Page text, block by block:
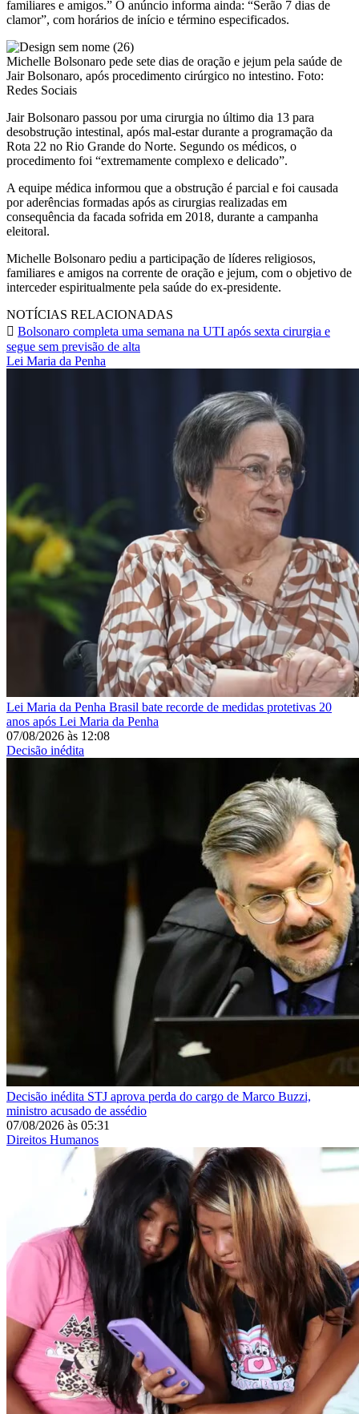
familiares e amigos.” O anúncio informa ainda: “Serão 7 dias de
clamor”, com horários de início e término especificados.
Michelle Bolsonaro pede sete dias de oração e jejum pela saúde de
Jair Bolsonaro, após procedimento cirúrgico no intestino. Foto:
Redes Sociais
Jair Bolsonaro passou por uma cirurgia no último dia 13 para
desobstrução intestinal, após mal-estar durante a programação da
Rota 22 no Rio Grande do Norte. Segundo os médicos, o
procedimento foi “extremamente complexo e delicado”.
A equipe médica informou que a obstrução é parcial e foi causada
por aderências formadas após as cirurgias realizadas em
consequência da facada sofrida em 2018, durante a campanha
eleitoral.
Michelle Bolsonaro pediu a participação de líderes religiosos,
familiares e amigos na corrente de oração e jejum, com o objetivo de
interceder espiritualmente pela saúde do ex-presidente.
NOTÍCIAS RELACIONADAS
Bolsonaro completa uma semana na UTI após sexta cirurgia e
segue sem previsão de alta
Lei Maria da Penha
Lei Maria da Penha Brasil bate recorde de medidas protetivas 20
anos após Lei Maria da Penha
07/08/2026 às 12:08
Decisão inédita
Decisão inédita STJ aprova perda do cargo de Marco Buzzi,
ministro acusado de assédio
07/08/2026 às 05:31
Direitos Humanos